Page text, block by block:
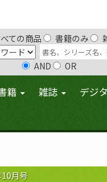
ての商品 書籍のみ
AND OR
籍 雑誌 デジ
月号